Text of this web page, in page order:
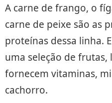
A carne de frango, o
carne de peixe são as
proteínas dessa linha.
uma seleção de frutas,
fornecem vitaminas,
cachorro.